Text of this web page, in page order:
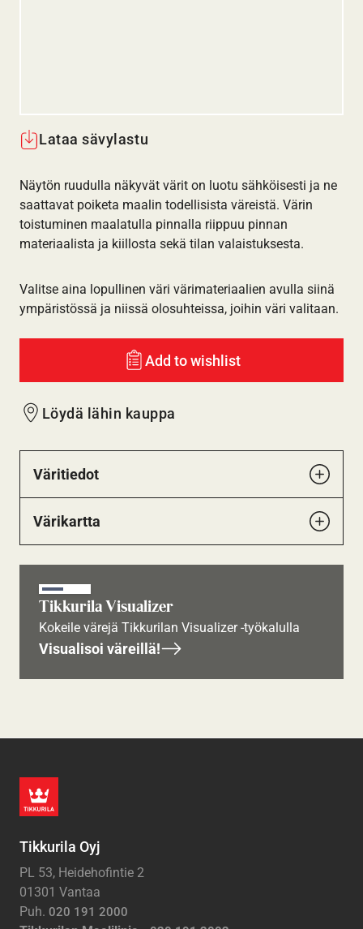
Lataa sävylastu
Näytön ruudulla näkyvät värit on luotu sähköisesti ja ne
saattavat poiketa maalin todellisista väreistä. Värin
toistuminen maalatulla pinnalla riippuu pinnan
materiaalista ja kiillosta sekä tilan valaistuksesta.
Valitse aina lopullinen väri värimateriaalien avulla siinä
ympäristössä ja niissä olosuhteissa, joihin väri valitaan.
Add to wishlist
Löydä lähin kauppa
Väritiedot
Värikartta
Tikkurila Visualizer
Kokeile värejä Tikkurilan Visualizer -työkalulla
Visualisoi väreillä!
Tikkurila Oyj
PL 53, Heidehofintie 2
01301 Vantaa
Puh. 020 191 2000